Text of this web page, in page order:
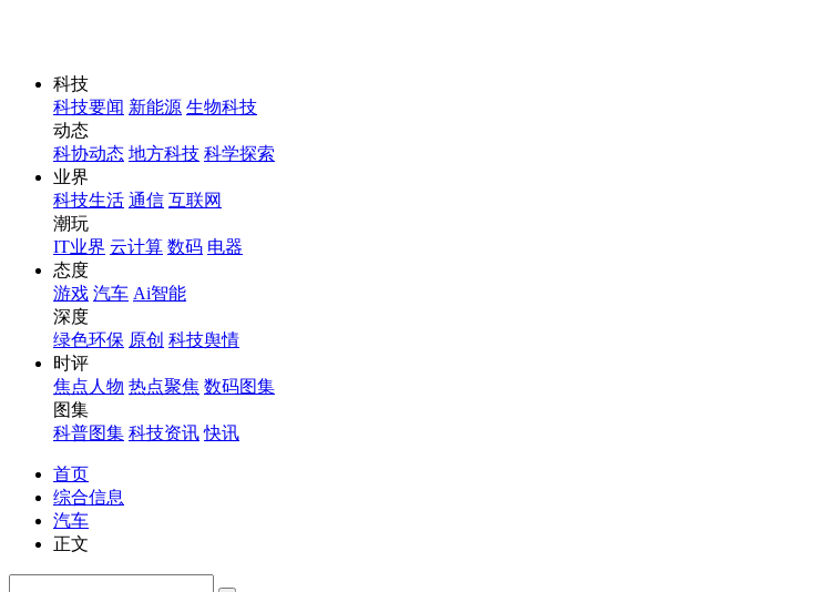
科技
科技要闻 新能源 生物科技
动态
科协动态 地方科技 科学探索
业界
科技生活 通信 互联网
潮玩
IT业界 云计算 数码 电器
态度
游戏 汽车 Ai智能
深度
绿色环保 原创 科技舆情
时评
焦点人物 热点聚焦 数码图集
图集
科普图集 科技资讯 快讯
首页
综合信息
汽车
正文